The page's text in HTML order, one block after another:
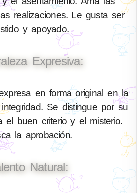
realizaciones. Le gusta ser
y apoyado.
Expresiva:
en forma original en la
Se distingue por su
el buen criterio y el misterio.
la aprobación.
Natural: